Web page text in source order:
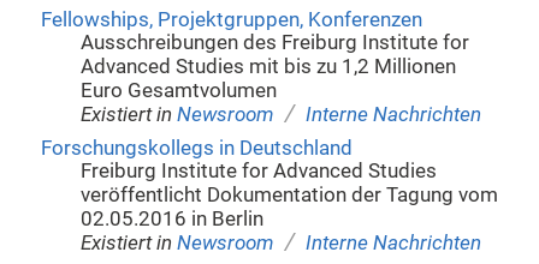
Fellowships, Projektgruppen, Konferenzen
Ausschreibungen des Freiburg Institute for
Advanced Studies mit bis zu 1,2 Millionen
Euro Gesamtvolumen
Existiert in Newsroom / Interne Nachrichten
Forschungskollegs in Deutschland
Freiburg Institute for Advanced Studies
veröffentlicht Dokumentation der Tagung vom
02.05.2016 in Berlin
Existiert in Newsroom / Interne Nachrichten